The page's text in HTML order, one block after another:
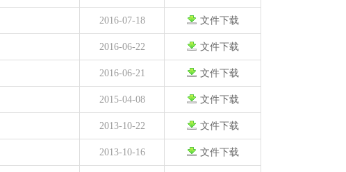
2016-07-18 文件下载
2016-06-22 文件下载
2016-06-21 文件下载
2015-04-08 文件下载
2013-10-22 文件下载
2013-10-16 文件下载